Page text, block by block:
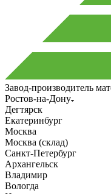
Завод-производитель
Ростов-на-Дону
Дегтярск
Екатеринбург
Москва
Москва (склад)
Санкт-Петербург
Архангельск
Владимир
Вологда